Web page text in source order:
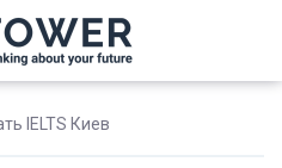
IELTS Киев